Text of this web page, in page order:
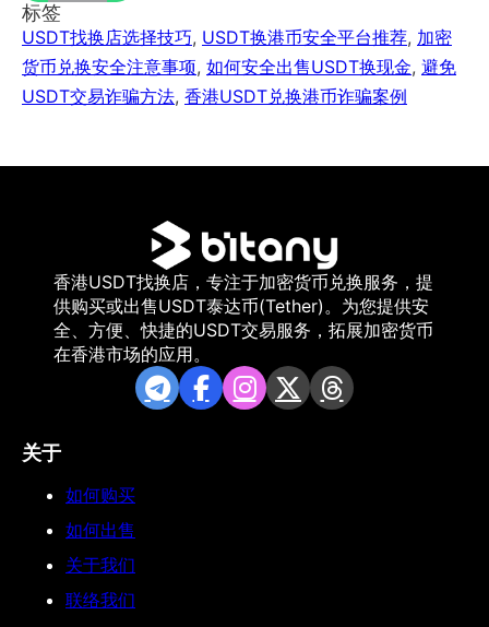
标签
USDT找换店选择技巧, USDT换港币安全平台推荐, 加密
货币兑换安全注意事项, 如何安全出售USDT换现金, 避免
USDT交易诈骗方法, 香港USDT兑换港币诈骗案例
香港USDT找换店，专注于加密货币兑换服务，提
供购买或出售USDT泰达币(Tether)。为您提供安
全、方便、快捷的USDT交易服务，拓展加密货币
在香港市场的应用。
关于
如何购买
如何出售
关于我们
联络我们